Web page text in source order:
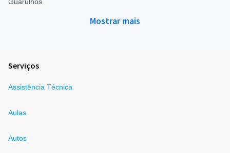
Mostrar mais
Serviços
Assistência Técnica
Aulas
Autos